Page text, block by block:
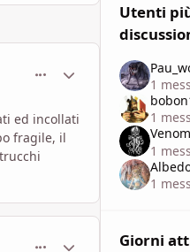
comment_1788511
Statistiche Autore
ed incollati
fragile, il
comment_1788512
Statistiche Autore
Utenti
1
1
1
1
Giorni